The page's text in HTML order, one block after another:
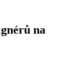
na